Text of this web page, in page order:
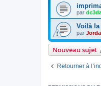
par
Voilà la
par
Nouveau sujet
Retourner à